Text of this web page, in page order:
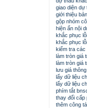
giao diện dự
giới thiệu
gộp nhóm
hiện ẩn nội
khắc phục
khắc phục
kiểm tra các
làm tròn giá
làm tròn giá
lưu giá
lấy dữ liệu
lấy dữ liệu
phím tắt
thay đổi cấp
thêm công